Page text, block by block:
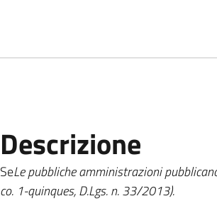
Descrizione
SeLe pubbliche amministrazioni
co. 1-quinques, D.Lgs. n. 33/2013).